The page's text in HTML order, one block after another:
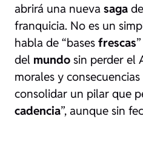
abrirá una nueva saga
franquicia. No es un
habla de “bases frescas
del mundo sin perder el
morales y consecuencias
consolidar un pilar que
cadencia”, aunque sin